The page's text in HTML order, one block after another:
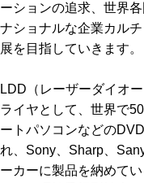
ーションの追求、世界
ナショナルな企業カル
展を目指していきます。
LDD（レーザーダイオ
ライヤとして、世界で
ートパソコンなどの
れ、Sony、Sharp、
ーカーに製品を納めてい